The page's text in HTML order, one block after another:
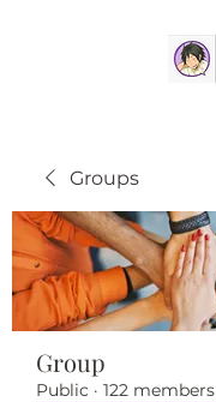
Groups
Group
Public · 122 members